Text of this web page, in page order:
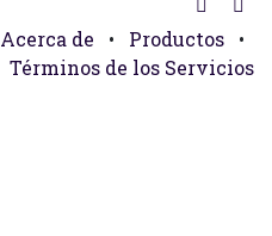
Acerca de • Productos
•
Términos de los Servicios